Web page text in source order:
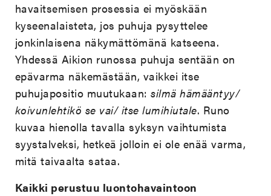
havaitsemisen prosessia ei myöskään
kyseenalaisteta, jos puhuja pysyttelee
jonkinlaisena näkymättömänä katseena.
Yhdessä Aikion runossa puhuja sentään on
epävarma näkemästään, vaikkei itse
puhujapositio muutukaan:silmä hämääntyy/
koivunlehtikö se vai/ itse lumihiutale. Runo
kuvaa hienolla tavalla syksyn vaihtumista
syystalveksi, hetkeä jolloin ei ole enää varma,
mitä taivaalta sataa.
Kaikki perustuu luontohavaintoon